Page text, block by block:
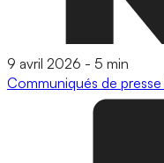
9 avril 2026 - 5 min
Communiqués de presse